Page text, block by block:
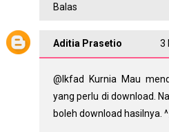
Balas
Aditia Prasetio 3
@ Ikfad Kurnia Mau
yang perlu di download.
boleh download hasilnya.